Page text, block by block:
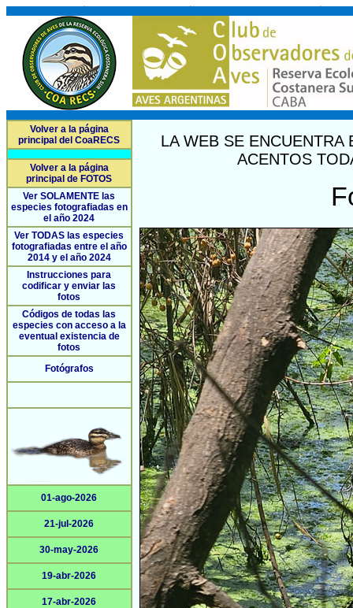
Volver a la página
principal del CoaRECS
Volver a la página
principal de FOTOS
Ver SOLAMENTE las
especies fotografiadas en
el año 2024
Ver TODAS las especies
fotografiadas entre el año
2014 y el año 2024
Instrucciones para
codificar y enviar las
fotos
Códigos de todas las
especies con acceso a la
eventual existencia de
fotos
Fotógrafos
01-ago-2026
21-jul-2026
30-may-2026
19-abr-2026
17-abr-2026
LA WEB SE
ACENTOS